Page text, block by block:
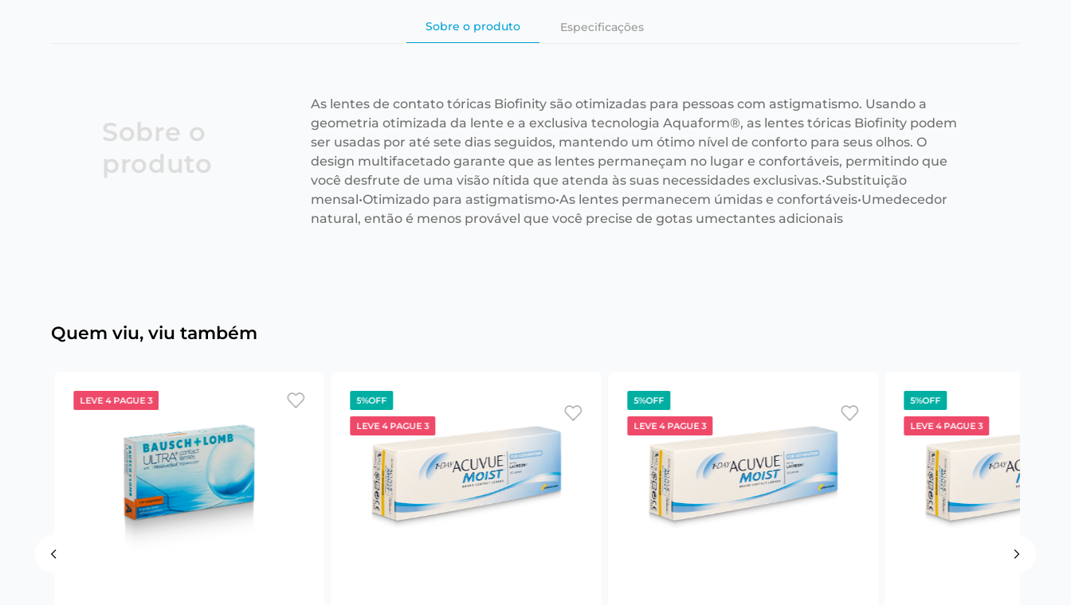
Sobre o produto Especificações
Sobre o
produto
As lentes de contato tóricas Biofinity são otimizadas para pessoas com astigmatismo. Usando a
geometria otimizada da lente e a exclusiva tecnologia Aquaform®, as lentes tóricas Biofinity podem
ser usadas por até sete dias seguidos, mantendo um ótimo nível de conforto para seus olhos. O
design multifacetado garante que as lentes permaneçam no lugar e confortáveis, permitindo que
você desfrute de uma visão nítida que atenda às suas necessidades exclusivas.•Substituição
mensal•Otimizado para astigmatismo•As lentes permanecem úmidas e confortáveis•Umedecedor
natural, então é menos provável que você precise de gotas umectantes adicionais
Quem viu, viu também
LEVE 4 PAGUE 3 5%OFF
LEVE 4 PAGUE 3
5%OFF
LEVE 4 PAGUE 3
5%OFF
LEVE 4 PAGUE 3